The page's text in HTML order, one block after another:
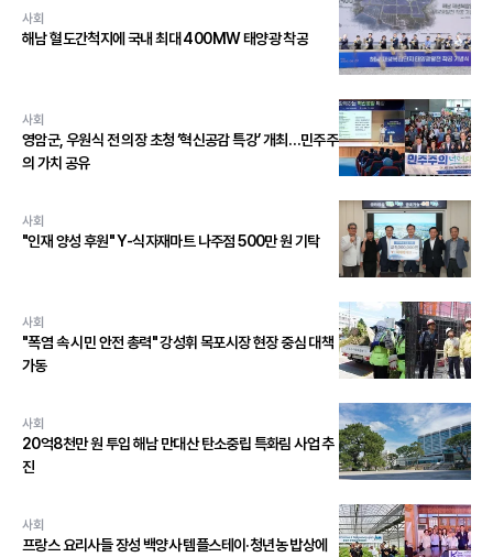
사회
해남 혈도간척지에 국내 최대 400MW 태양광 착공
사회
영암군, 우원식 전 의장 초청 ‘혁신공감 특강’ 개최…민주주
의 가치 공유
사회
"인재 양성 후원" Y-식자재마트 나주점 500만 원 기탁
사회
"폭염 속 시민 안전 총력" 강성휘 목포시장 현장 중심 대책
가동
사회
20억8천만 원 투입 해남 만대산 탄소중립 특화림 사업 추
진
사회
프랑스 요리사들 장성 백양사 템플스테이·청년농 밥상에